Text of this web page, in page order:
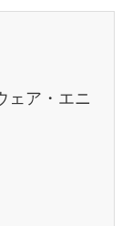
ェア・エニ